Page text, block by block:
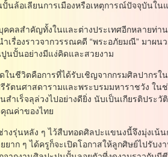
นล้อเลียนการเมืองหรือเหตุการณ์ปัจจุบันใ
ลสําคัญทั้งในและต่างประเทศอีกหลายท่า
เรื่องราวจากวรรณคดี “พระอภัยมณี” มาผ
นปั้นอย่างมีแง่คิดและสวยงาม
วิตคือการที่ได้รับเชิญจากกรมศิลปากรใ
ตนศาสดารามและพระบรมมหาราชวัง ใน
าเร็จลุล่วงไปอย่างดียิ่ง นับเป็นเกียรติประ
ณค่าของไทย
ลัง ๆ ไว้สืบทอดศิลปะแขนงนี้จึงมุ่งเน้นก
ก ๆ ได้ครูก็จะเปิดโอกาสให้ลูกศิษย์ไปรับง